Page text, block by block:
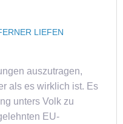
LIEFEN
auszutragen,
als es wirklich ist. Es
unters Volk zu
EU-